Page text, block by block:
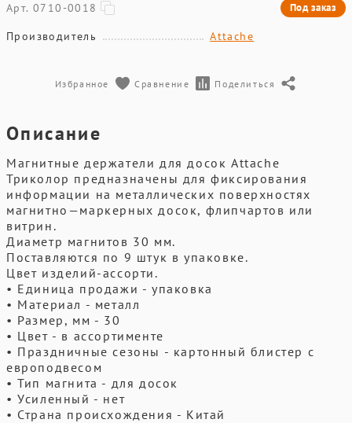
Арт. 0710-0018 Под заказ
Производитель Attache
Избранное Сравнение Поделиться
Описание
Магнитные держатели для досок Attache
Триколор предназначены для фиксирования
информации на металлических поверхностях
магнитно—маркерных досок, флипчартов или
витрин.
Диаметр магнитов 30 мм.
Поставляются по 9 штук в упаковке.
Цвет изделий-ассорти.
• Единица продажи - упаковка
• Материал - металл
• Размер, мм - 30
• Цвет - в ассортименте
• Праздничные сезоны - картонный блистер с
европодвесом
• Тип магнита - для досок
• Усиленный - нет
• Страна происхождения - Китай